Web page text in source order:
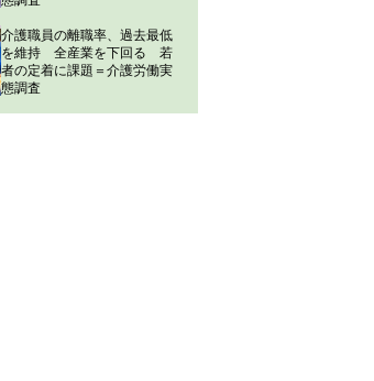
介護職員の離職率、過去最低
を維持 全産業を下回る 若
者の定着に課題＝介護労働実
態調査